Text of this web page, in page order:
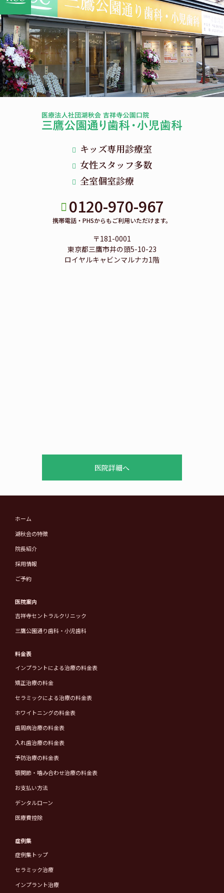
キッズ専用診療室
女性スタッフ多数
全室個室診療
0120-970-967
携帯電話・PHSからもご利用いただけます。
〒181-0001
東京都三鷹市井の頭5-10-23
ロイヤルキャビンマルナカ1階
医院詳細へ
ホーム
湖秋会の特徴
院長紹介
採用情報
ご予約
医院案内
吉祥寺セントラルクリニック
三鷹公園通り歯科・小児歯科
料金表
インプラントによる治療の料金表
矯正治療の料金
セラミックによる治療の料金表
ホワイトニングの料金表
歯周病治療の料金表
入れ歯治療の料金表
予防治療の料金表
顎関節・噛み合わせ治療の料金表
お支払い方法
デンタルローン
医療費控除
症例集
症例集トップ
セラミック治療
インプラント治療